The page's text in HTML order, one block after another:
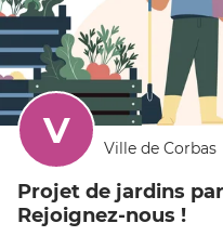
V Ville de Corbas
Projet de jardins
Rejoignez-nous !